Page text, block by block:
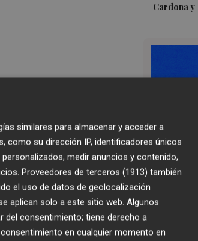
Cardona y
similares para almacenar y acceder a
como su dirección IP, identificadores únicos
medir anuncios y contenido,
Proveedores de terceros (1913) también
el uso de datos de geolocalización
aplican solo a este sitio web. Algunos
del consentimiento; tiene derecho a
en cualquier momento en